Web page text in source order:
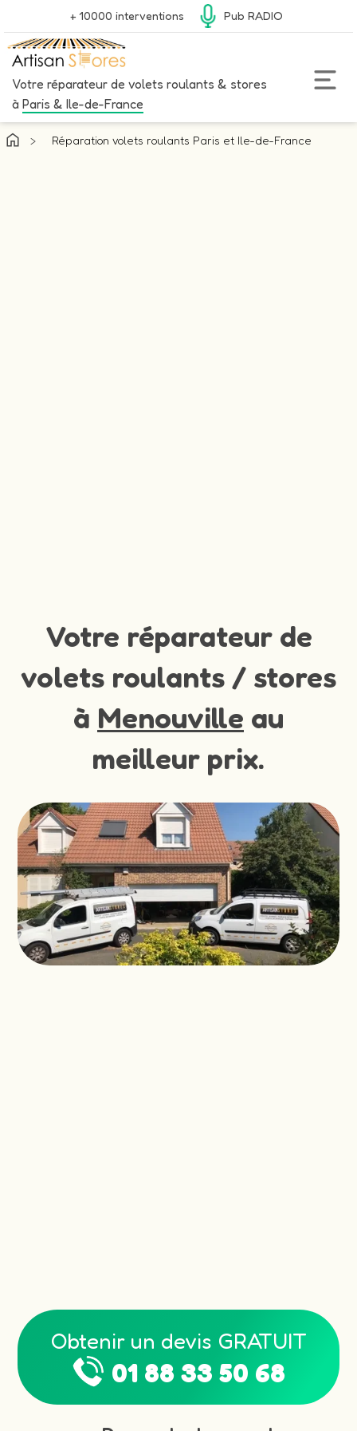
+ 10000 interventions Pub RADIO
Votre réparateur de volets roulants & stores
à Paris & Ile-de-France
> Réparation volets roulants Paris et Ile-de-France
Votre réparateur de
volets roulants / stores
à Menouville au
meilleur prix.
Obtenir un devis GRATUIT
01 88 33 50 68